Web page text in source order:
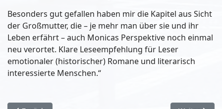
Besonders gut gefallen haben mir die Kapitel aus Sicht
der Großmutter, die – je mehr man über sie und ihr
Leben erfährt – auch Monicas Perspektive noch einmal
neu verortet. Klare Leseempfehlung für Leser
emotionaler (historischer) Romane und literarisch
interessierte Menschen.“